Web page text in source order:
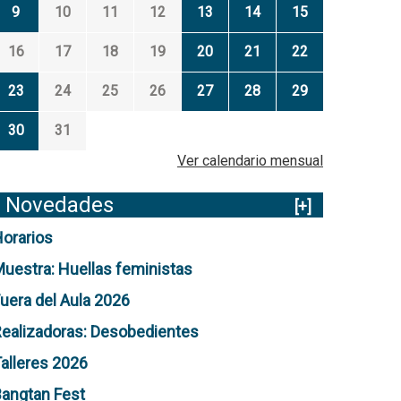
9 10 11 12 13 14 15
16 17 18 19 20 21 22
23 24 25 26 27 28 29
30
31
Ver calendario mensual
Novedades
[+]
Huellas feministas
del Aula 2026
Desobedientes
2026
Fest